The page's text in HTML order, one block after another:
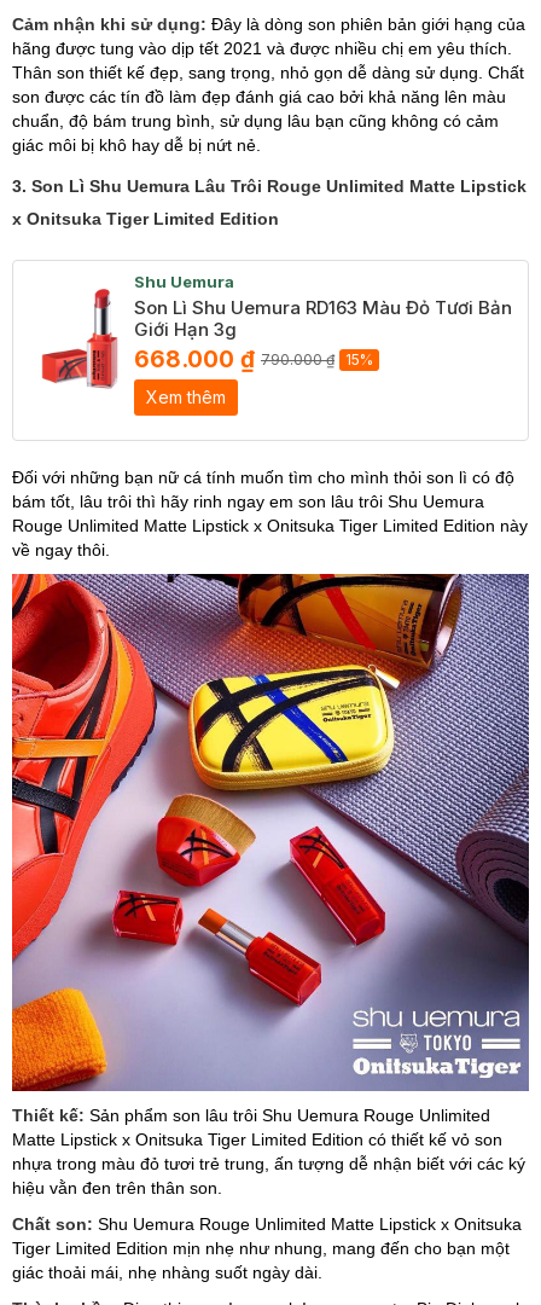
Cảm nhận khi sử dụng: Đây là dòng son phiên bản giới hạng của
hãng được tung vào dịp tết 2021 và được nhiều chị em yêu thích.
Thân son thiết kế đẹp, sang trọng, nhỏ gọn dễ dàng sử dụng. Chất
son được các tín đồ làm đẹp đánh giá cao bởi khả năng lên màu
chuẩn, độ bám trung bình, sử dụng lâu bạn cũng không có cảm
giác môi bị khô hay dễ bị nứt nẻ.
3. Son Lì Shu Uemura Lâu Trôi Rouge Unlimited Matte Lipstick
x Onitsuka Tiger Limited Edition
Shu Uemura
Son Lì Shu Uemura RD163 Màu Đỏ Tươi Bản
Giới Hạn 3g
668.000 ₫ 790.000 ₫ 15%
Xem thêm
Đối với những bạn nữ cá tính muốn tìm cho mình thỏi son lì có độ
bám tốt, lâu trôi thì hãy rinh ngay em son lâu trôi Shu Uemura
Rouge Unlimited Matte Lipstick x Onitsuka Tiger Limited Edition này
về ngay thôi.
Thiết kế: Sản phẩm son lâu trôi Shu Uemura Rouge Unlimited
Matte Lipstick x Onitsuka Tiger Limited Edition có thiết kế vỏ son
nhựa trong màu đỏ tươi trẻ trung, ấn tượng dễ nhận biết với các ký
hiệu vằn đen trên thân son.
Chất son: Shu Uemura Rouge Unlimited Matte Lipstick x Onitsuka
Tiger Limited Edition mịn nhẹ như nhung, mang đến cho bạn một
giác thoải mái, nhẹ nhàng suốt ngày dài.